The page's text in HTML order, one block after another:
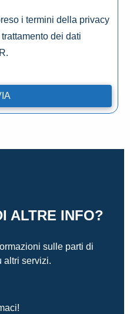
i termini della privacy
dei dati
ALTRE INFO?
sulle parti di
altri servizi.